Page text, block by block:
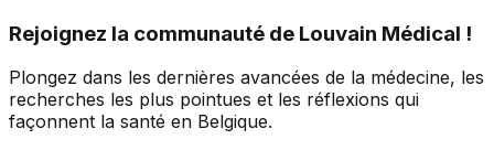
Rejoignez la communauté de Louvain Médical !
Plongez dans les dernières avancées de la médecine, les
recherches les plus pointues et les réflexions qui
façonnent la santé en Belgique.